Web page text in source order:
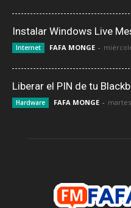
Instalar Windows Live
Internet FAFA MONGE -
Liberar el PIN de tu
Hardware FAFA MONGE -